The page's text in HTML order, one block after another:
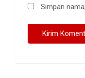
Simpan